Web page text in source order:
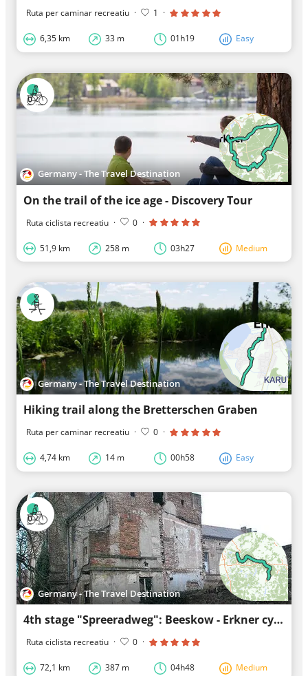
Ruta per caminar recreatiu · 1 ·
6,35 km 33 m 01h19 Easy
Germany - The Travel Destination
On the trail of the ice age - Discovery Tour
Ruta ciclista recreatiu · 0 ·
51,9 km 258 m 03h27 Medium
Germany - The Travel Destination
Hiking trail along the Bretterschen Graben
Ruta per caminar recreatiu · 0 ·
4,74 km 14 m 00h58 Easy
Germany - The Travel Destination
4th stage "Spreeradweg": Beeskow - Erkner cycling tour
Ruta ciclista recreatiu · 0 ·
72,1 km 387 m 04h48 Medium